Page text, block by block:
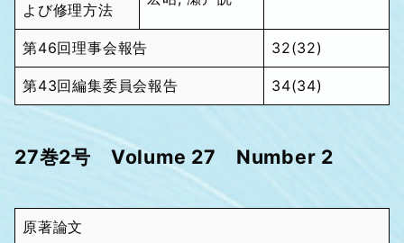
よび修理方法
第46回理事会報告 32(32)
第43回編集委員会報告 34(34)
27巻2号 Volume 27 Number 2
原著論文